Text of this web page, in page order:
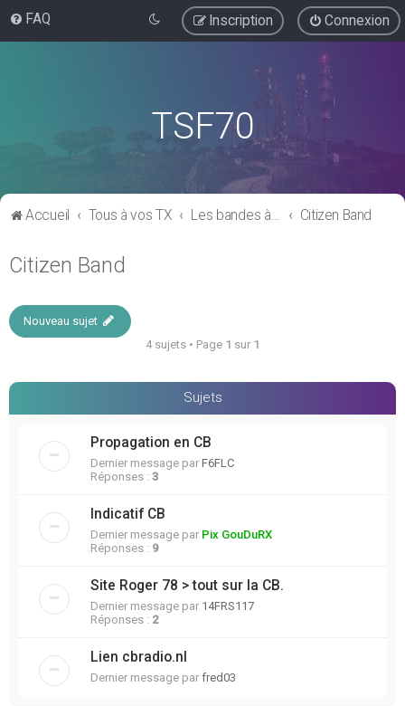
FAQ Connexion
Inscription
TSF70
Accueil Tous à vos TX Les bandes à usage "libre" Citizen Band
Citizen Band
Nouveau sujet
4 sujets • Page 1 sur 1
Sujets
Propagation en CB
Dernier message par F6FLC
Réponses : 3
Indicatif CB
Dernier message par Pix GouDuRX
Réponses : 9
Site Roger 78 > tout sur la CB.
Dernier message par 14FRS117
Réponses : 2
Lien cbradio.nl
Dernier message par fred03